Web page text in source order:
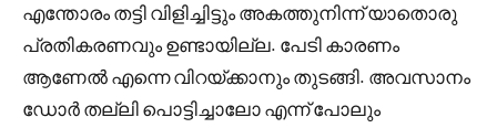
എന്തോരം തട്ടി വിളിച്ചിട്ടും അകത്തുനിന്ന് യാതൊരു
പ്രതികരണവും ഉണ്ടായില്ല. പേടി കാരണം
ആണേൽ എന്നെ വിറയ്ക്കാനും തുടങ്ങി. അവസാനം
ഡോർ തല്ലി പൊട്ടിച്ചാലോ എന്ന് പോലും